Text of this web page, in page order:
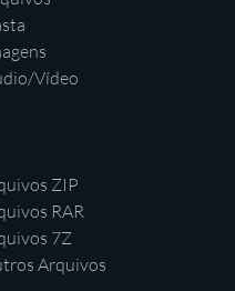
Vídeo
ZIP
RAR
7Z
Arquivos